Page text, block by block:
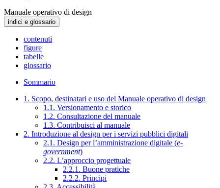
Manuale operativo di design
indici e glossario
contenuti
figure
tabelle
glossario
Sommario
1. Scopo, destinatari e uso del Manuale operativo di design
1.1. Versionamento e storico
1.2. Consultazione del manuale
1.3. Contribuisci al manuale
2. Introduzione al design per i servizi pubblici digitali
2.1. Design per l’amministrazione digitale (e-
government)
2.2. L’approccio progettuale
2.2.1. Buone pratiche
2.2.2. Principi